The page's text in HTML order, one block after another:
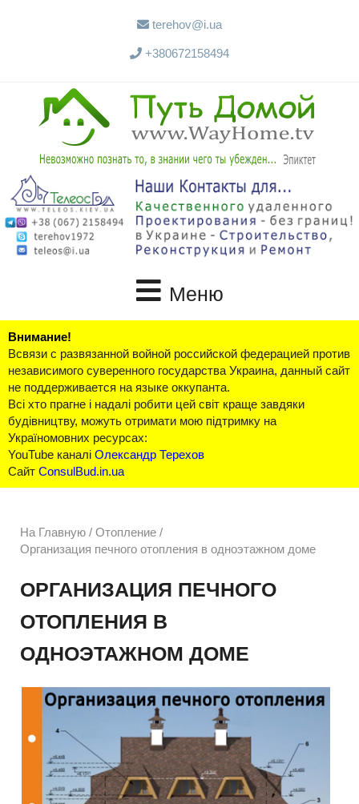
terehov@i.ua
+380672158494
Меню
Внимание!
Всвязи с развязанной войной российской федерацией против
независимого суверенного государства Украина, данный сайт
не поддерживается на языке оккупанта.
Всі хто прагне і надалі робити цей світ краще завдяки
будівництву, можуть отримати мою підтримку на
Україномовних ресурсах:
YouTube каналі Олександр Терехов
Сайт ConsulBud.in.ua
На Главную / Отопление /
Организация печного отопления в одноэтажном доме
ОРГАНИЗАЦИЯ ПЕЧНОГО
ОТОПЛЕНИЯ В
ОДНОЭТАЖНОМ ДОМЕ